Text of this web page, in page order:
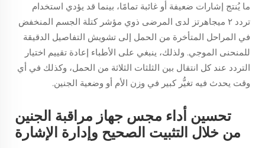
ما يُنتج إشارات ضعيفة أو غائبة تمامًا، بينما قد يؤدي استخدام
تردد ٢ ميجاهرتز لدى المرضى ذوي مؤشر كتلة الجسم المنخفض
في المراحل المتأخرة من الحمل إلى تشويش التفاصيل الدقيقة
للمنحنى الموجي. ولذلك، ينبغي على الأطباء إعادة تقييم اختيار
التردد عند كل انتقال بين الثلثات الثلاثة من الحمل، وكذلك في أي
وقت يحدث فيه تغيُّر كبير في وزن الأم أو وضعية الجنين.
تحسين أداء مجس جهاز مراقبة الجنين
من خلال التثبيت الصحيح وإدارة الإشارة